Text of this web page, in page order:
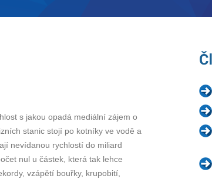
s jakou opadá mediální zájem o
stanic stojí po kotníky ve vodě a
nevídanou rychlostí do miliard
nul u částek, která tak lehce
vzápětí bouřky, krupobití,